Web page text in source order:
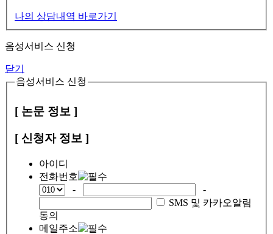
나의 상담내역 바로가기
음성서비스 신청
닫기
음성서비스 신청
[ 논문 정보 ]
[ 신청자 정보 ]
아이디
전화번호
-
-
SMS 및 카카오알림
동의
메일주소